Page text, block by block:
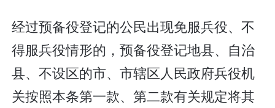
经过预备役登记的公民出现免服兵役、不
得服兵役情形的，预备役登记地县、自治
县、不设区的市、市辖区人民政府兵役机
关按照本条第一款、第二款有关规定将其